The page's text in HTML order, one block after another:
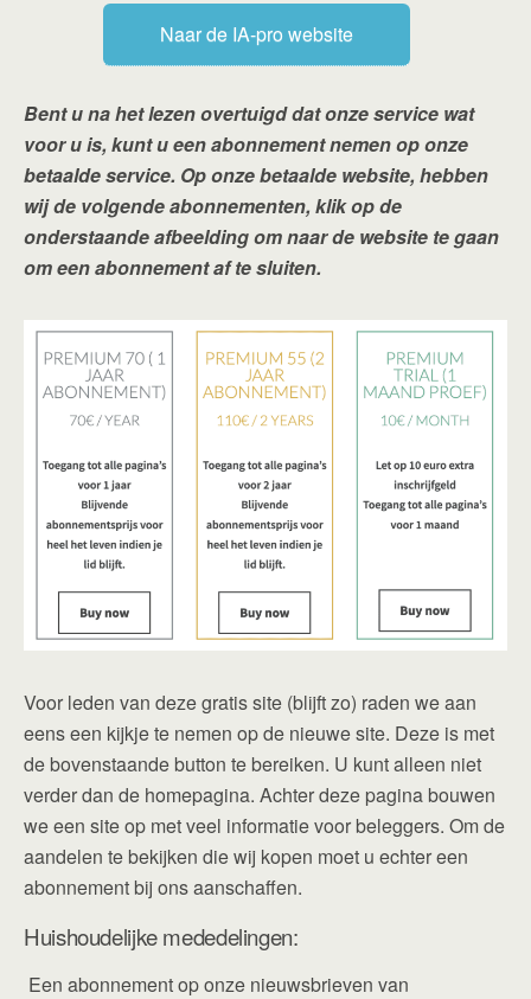
Naar de IA-pro website
Bent u na het lezen overtuigd dat onze service wat
voor u is, kunt u een abonnement nemen op onze
betaalde service. Op onze betaalde website, hebben
wij de volgende abonnementen, klik op de
onderstaande afbeelding om naar de website te gaan
om een abonnement af te sluiten.
Voor leden van deze gratis site (blijft zo) raden we aan
eens een kijkje te nemen op de nieuwe site. Deze is met
de bovenstaande button te bereiken. U kunt alleen niet
verder dan de homepagina. Achter deze pagina bouwen
we een site op met veel informatie voor beleggers. Om de
aandelen te bekijken die wij kopen moet u echter een
abonnement bij ons aanschaffen.
Huishoudelijke mededelingen:
Een abonnement op onze nieuwsbrieven van